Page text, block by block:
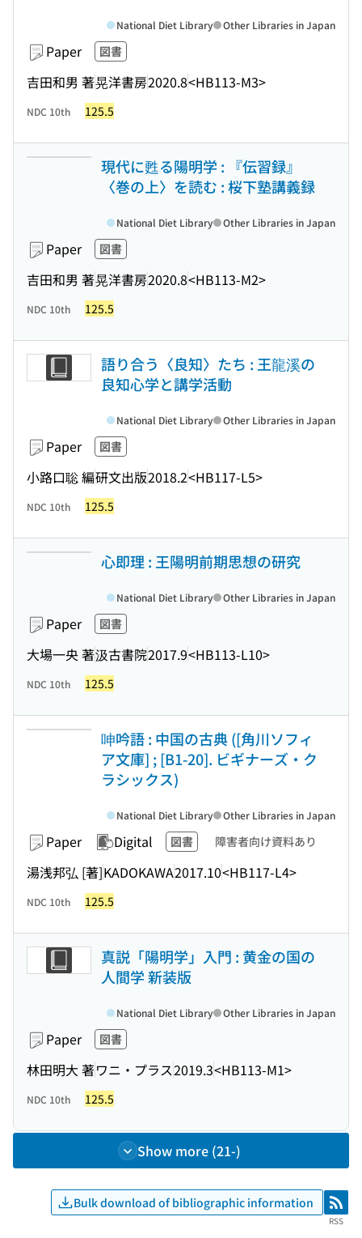
Paper 図書
吉田和男 著晃洋書房2020.8<HB113-M3>
National Diet Library Other Libraries in Japan
NDC 10th 125.5
現代に甦る陽明学 : 『伝習録』
〈巻の上〉を読む : 桜下塾講義録
Paper 図書
吉田和男 著晃洋書房2020.8<HB113-M2>
National Diet Library Other Libraries in Japan
NDC 10th 125.5
語り合う〈良知〉たち : 王龍溪の
良知心学と講学活動
Paper 図書
小路口聡 編研文出版2018.2<HB117-L5>
National Diet Library Other Libraries in Japan
NDC 10th 125.5
心即理 : 王陽明前期思想の研究
Paper 図書
大場一央 著汲古書院2017.9<HB113-L10>
National Diet Library Other Libraries in Japan
NDC 10th 125.5
呻吟語 : 中国の古典 ([角川ソフィ
ア文庫] ; [B1-20]. ビギナーズ・ク
ラシックス)
Paper Digital 図書 障害者向け資料あり
湯浅邦弘 [著]KADOKAWA2017.10<HB117-L4>
National Diet Library Other Libraries in Japan
NDC 10th 125.5
真説「陽明学」入門 : 黄金の国の
人間学 新装版
Paper 図書
林田明大 著ワニ・プラス2019.3<HB113-M1>
National Diet Library Other Libraries in Japan
NDC 10th 125.5
Show more (21-)
Bulk download of bibliographic information RSS
RSS